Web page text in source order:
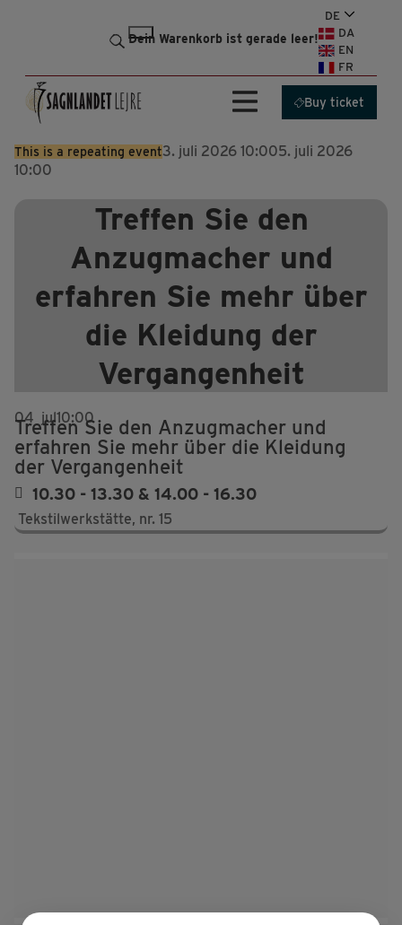
Dein Warenkorb ist gerade leer!
DE
DA
EN
FR
Buy ticket
This is a repeating event3. juli 2026 10:005. juli 2026
10:00
Treffen Sie den
Anzugmacher und
erfahren Sie mehr über
die Kleidung der
Vergangenheit
04 jul10:00
Treffen Sie den Anzugmacher und
erfahren Sie mehr über die Kleidung
der Vergangenheit
10.30 - 13.30 & 14.00 - 16.30
Tekstilwerkstätte, nr. 15